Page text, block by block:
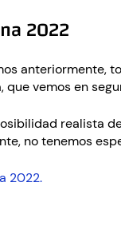
2022
anteriormente,
vemos en
realista
no tenemos
2022.